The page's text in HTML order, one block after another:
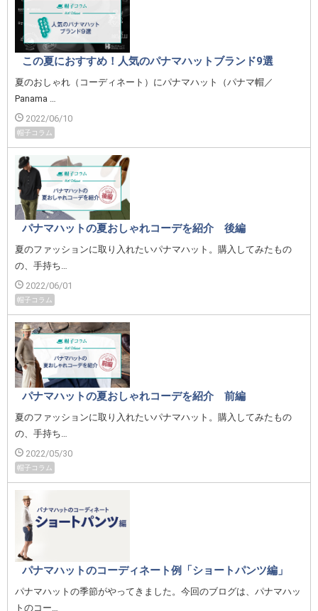
この夏におすすめ！人気のパナマハットブランド9選
夏のおしゃれ（コーディネート）にパナマハット（パナマ帽／
Panama …
2022/06/10
帽子コラム
パナマハットの夏おしゃれコーデを紹介 後編
夏のファッションに取り入れたいパナマハット。購入してみたもの
の、手持ち…
2022/06/01
帽子コラム
パナマハットの夏おしゃれコーデを紹介 前編
夏のファッションに取り入れたいパナマハット。購入してみたもの
の、手持ち…
2022/05/30
帽子コラム
パナマハットのコーディネート例「ショートパンツ編」
パナマハットの季節がやってきました。今回のブログは、パナマハッ
トのコー…